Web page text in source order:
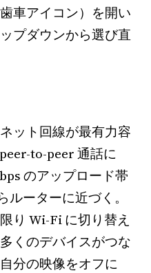
車アイコン）を開い
プダウンから選び直
ット回線が最有力容
to-peer 通話に
のアップロード帯
ーターに近づく。
り Wi-Fi に切り替え
くのデバイスがつな
分の映像をオフに